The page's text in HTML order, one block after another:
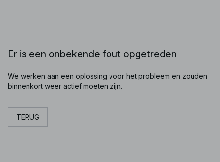
Er is een onbekende fout opgetreden
We werken aan een oplossing voor het probleem en zouden
binnenkort weer actief moeten zijn.
TERUG